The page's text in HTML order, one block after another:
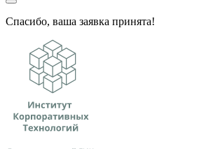
Спасибо, ваша заявка принята!